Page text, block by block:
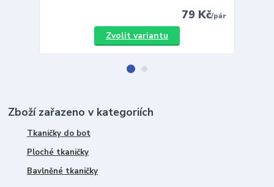
79 Kč/pár
Zvolit variantu
Zboží zařazeno v kategoriích
Tkaničky do bot
Ploché tkaničky
Bavlněné tkaničky